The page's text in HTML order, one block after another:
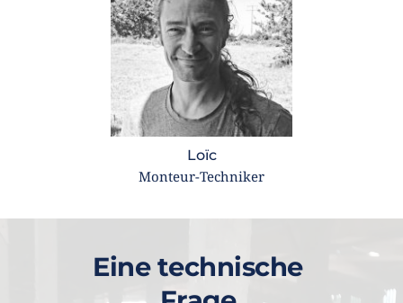
Loïc
Monteur-Techniker
Eine technische